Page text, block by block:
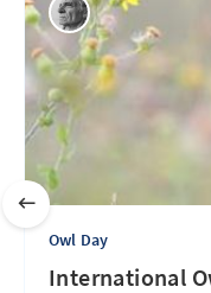
Owl Day
International